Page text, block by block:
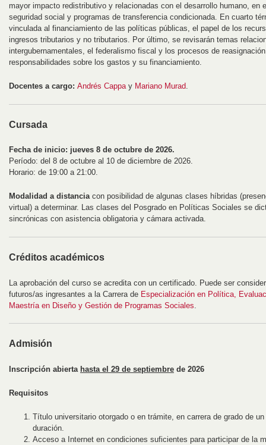
mayor impacto redistributivo y relacionadas con el desarrollo humano, en
seguridad social y programas de transferencia condicionada. En cuarto
vinculada al financiamiento de las políticas públicas, el papel de los
ingresos tributarios y no tributarios. Por último, se revisarán temas
intergubernamentales, el federalismo fiscal y los procesos de
responsabilidades sobre los gastos y su financiamiento.
Docentes a cargo: Andrés Cappa y Mariano Murad
Cursada
Fecha de inicio: jueves 8 de octubre de 2026.
Período: del 8 de octubre al 10 de diciembre de 2026.
Horario: de 19:00 a 21:00.
Modalidad a distanciacon posibilidad de algunas clases híbridas
virtual) a determinar. Las clases del Posgrado en Políticas Sociales se
sincrónicas con asistencia obligatoria y cámara activada.
Créditos académicos
La aprobación del curso se acredita con un certificado. Puede ser
futuros/as ingresantes a la Carrera de Especialización en Política,
Maestría en Diseño y Gestión de Programas Sociales
Admisión
Inscripción abierta hasta el 29 de septiembre de 2026
Requisitos
Título universitario otorgado o en trámite, en carrera de grado de
duración.
Acceso a Internet en condiciones suficientes para participar de la